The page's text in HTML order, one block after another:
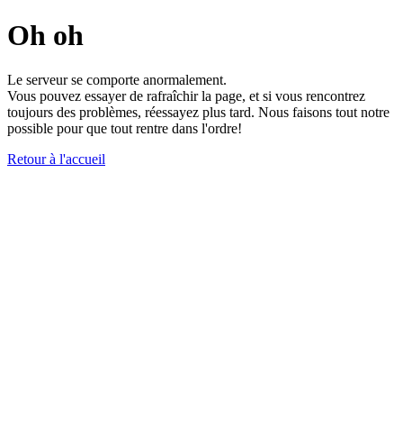
Oh oh
Le serveur se comporte anormalement.
Vous pouvez essayer de rafraîchir la page, et si vous rencontrez
toujours des problèmes, réessayez plus tard. Nous faisons tout notre
possible pour que tout rentre dans l'ordre!
Retour à l'accueil